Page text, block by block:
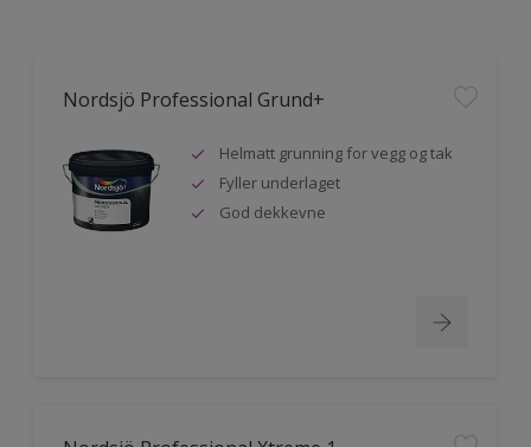
Nordsjö Professional Grund+
Helmatt grunning for vegg og tak
Fyller underlaget
God dekkevne